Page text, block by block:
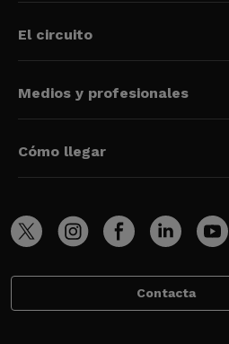
El circuito
Medios y profesionales
Cómo llegar
Contacta